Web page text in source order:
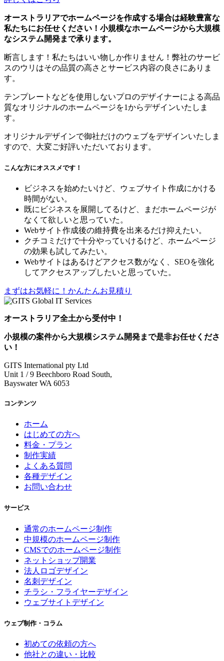
オーストラリアでホームページを作成する場合は経験豊富な
私たちにお任せください！小規模なホームページから大規模
なシステム開発まで承ります。
断言します！私たちはいい物しか作りません！弊社のサービ
スのウリはその品質の高さとサービス内容の良さにありま
す。
テンプレートなどを使用しないプロのデザイナーによる高品
質なオリジナルのホームページを1からデザインいたしま
す。
オリジナルデザインで御社だけのウェブをデザインいたしま
すので、大変ご好評いただいております。
こんな方にオススメです！
ビジネスを始めたいけど、ウェブサイト作成にかける
時間がない。
既にビジネスを展開してるけど、まだホームページが
なくて欲しいと思っていた。
Webサイト作成後の維持費を出来るだけ抑えたい。
クチコミだけで十分やっていけるけど、ホームページ
の効果も試してみたい。
Webサイトはあるけどアクセス数がなく、SEOを強化
してアクセスアップしたいと思っていた。
まずはお気軽に！かんたんお見積り
オーストラリア全土から受付中！
小規模の案件から大規模システム開発まで是非お任せくださ
い！
GITS International pty Ltd
Unit 1 / 9 Beechboro Road South,
Bayswater WA 6053
コンテンツ
ホーム
はじめての方へ
料金・プラン
制作実績
よくある質問
各種デザイン
お問い合わせ
サービス
通常のホームページ制作
中規模のホームページ制作
CMSでのホームページ制作
ネットショップ開業
法人ロゴデザイン
名刺デザイン
チラシ・フライヤーデザイン
ウェブサイトデザイン
ウェブ制作・コラム
初めての依頼の方へ
他社との違い・比較